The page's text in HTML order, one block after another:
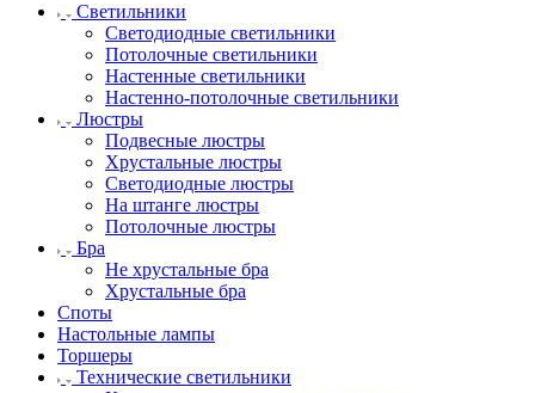
Светильники
Светодиодные светильники
Потолочные светильники
Настенные светильники
Настенно-потолочные светильники
Люстры
Подвесные люстры
Хрустальные люстры
Светодиодные люстры
На штанге люстры
Потолочные люстры
Бра
Не хрустальные бра
Хрустальные бра
Споты
Настольные лампы
Торшеры
Технические светильники